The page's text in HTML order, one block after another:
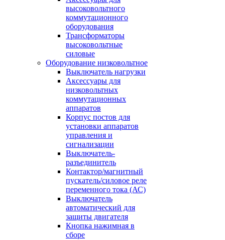
высоковольтного
коммутационного
оборудования
Трансформаторы
высоковольтные
силовые
Оборудование низковольтное
Выключатель нагрузки
Аксессуары для
низковольтных
коммутационных
аппаратов
Корпус постов для
установки аппаратов
управления и
сигнализации
Выключатель-
разъединитель
Контактор/магнитный
пускатель/силовое реле
переменного тока (АС)
Выключатель
автоматический для
защиты двигателя
Кнопка нажимная в
сборе